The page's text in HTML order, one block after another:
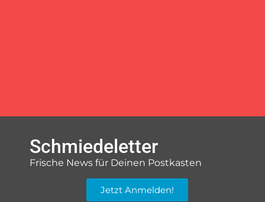
Schmiedeletter
Frische News für Deinen Postkasten
Jetzt Anmelden!